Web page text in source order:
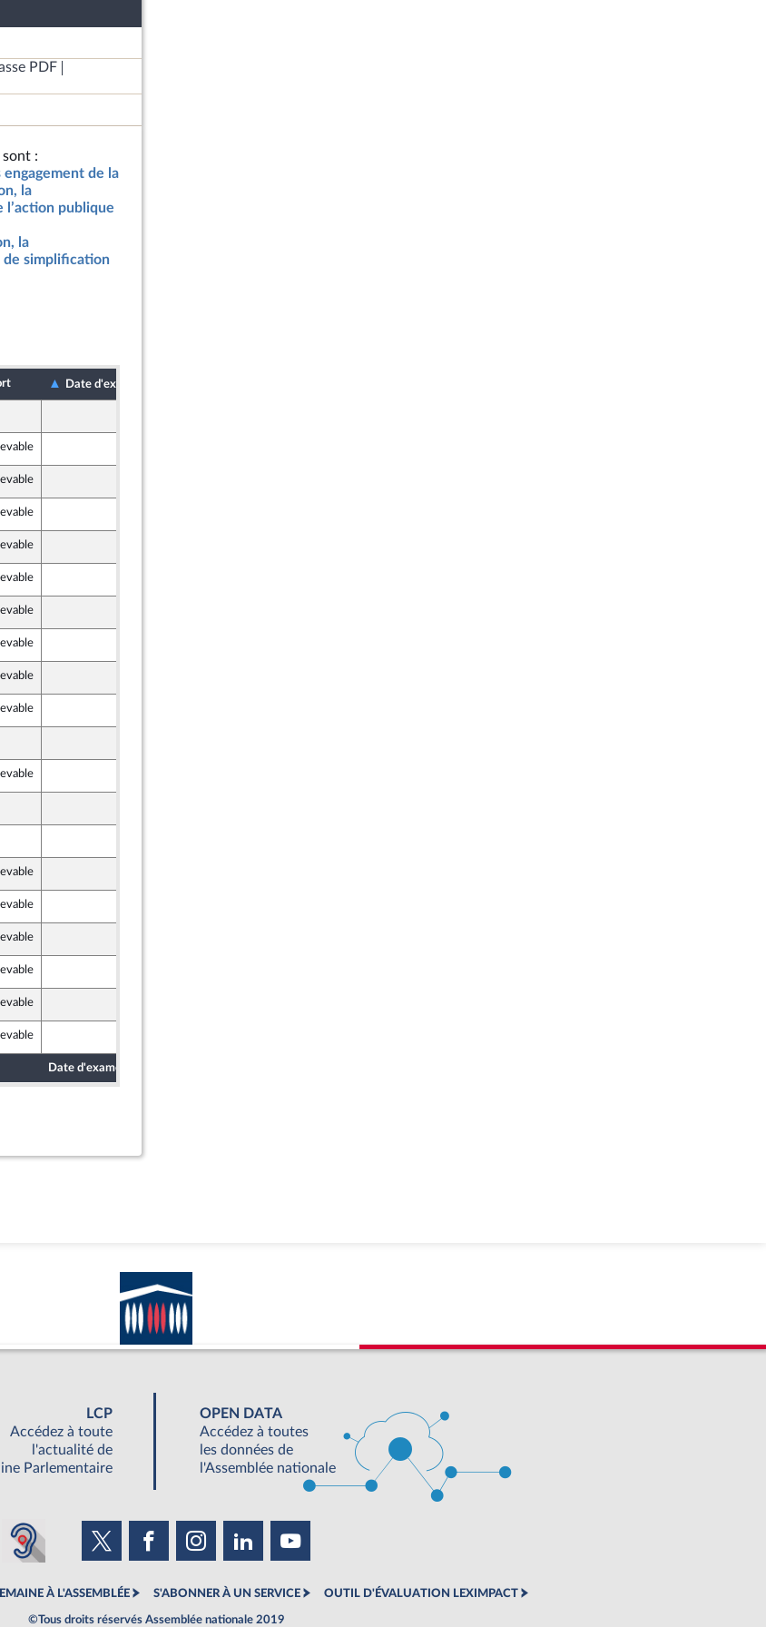
PDF
sont :
de la
la
publique
la
de simplification
Date d'examen
apparentés
apparentés
Date d'examen
LCP
Accédez à toute
l'actualité de
Parlementaire
OPEN DATA
Accédez à toutes
les données de
l'Assemblée nationale
À L'ASSEMBLÉE S'ABONNER À UN SERVICE OUTIL D'ÉVALUATION LEXIMPACT
©Tous droits réservés Assemblée nationale 2019